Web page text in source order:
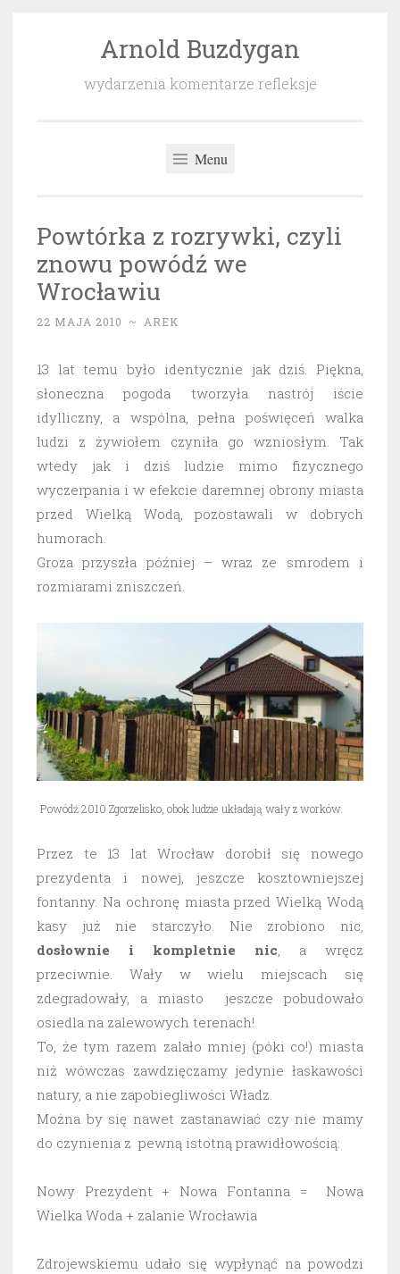
Arnold Buzdygan
wydarzenia komentarze refleksje
Menu
Powtórka z rozrywki, czyli
znowu powódź we
Wrocławiu
22 MAJA 2010 ~ AREK
13 lat temu było identycznie jak dziś. Piękna,
słoneczna pogoda tworzyła nastrój iście
idylliczny, a wspólna, pełna poświęceń walka
ludzi z żywiołem czyniła go wzniosłym. Tak
wtedy jak i dziś ludzie mimo fizycznego
wyczerpania i w efekcie daremnej obrony miasta
przed Wielką Wodą, pozostawali w dobrych
humorach.
Groza przyszła później – wraz ze smrodem i
rozmiarami zniszczeń.
Powódź 2010 Zgorzelisko, obok ludzie układają wały z worków.
Przez te 13 lat Wrocław dorobił się nowego
prezydenta i nowej, jeszcze kosztowniejszej
fontanny. Na ochronę miasta przed Wielką Wodą
kasy już nie starczyło. Nie zrobiono nic,
dosłownie i kompletnie nic, a wręcz
przeciwnie. Wały w wielu miejscach się
zdegradowały, a miasto jeszcze pobudowało
osiedla na zalewowych terenach!
To, że tym razem zalało mniej (póki co!) miasta
niż wówczas zawdzięczamy jedynie łaskawości
natury, a nie zapobiegliwości Władz.
Można by się nawet zastanawiać czy nie mamy
do czynienia z pewną istotną prawidłowością:
Nowy Prezydent + Nowa Fontanna = Nowa
Wielka Woda + zalanie Wrocławia
Zdrojewskiemu udało się wypłynąć na powodzi